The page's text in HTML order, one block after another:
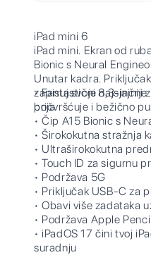
iPad mini 6
iPad mini. Ekran od
Bionic s Neural
Unutar kadra.
zapisuj svoje
pričvršćuje i bežično
• Fantastični 8,3-inčni
boja
• Čip A15 Bionic s
• Širokokutna stražnja
• Ultraširokokutna
• Touch ID za sigurnu
• Podržava 5G
• Priključak USB-C za
• Obavi više zadataka
• Podržava Apple
• iPadOS 17 čini tvoj
suradnju